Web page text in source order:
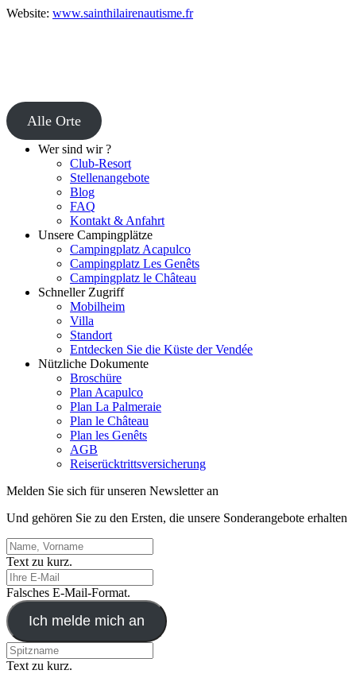
Website: www.sainthilairenautisme.fr
Alle Orte
Wer sind wir ?
Club-Resort
Stellenangebote
Blog
FAQ
Kontakt & Anfahrt
Unsere Campingplätze
Campingplatz Acapulco
Campingplatz Les Genêts
Campingplatz le Château
Schneller Zugriff
Mobilheim
Villa
Standort
Entdecken Sie die Küste der Vendée
Nützliche Dokumente
Broschüre
Plan Acapulco
Plan La Palmeraie
Plan le Château
Plan les Genêts
AGB
Reiserücktrittsversicherung
Melden Sie sich für unseren Newsletter an
Und gehören Sie zu den Ersten, die unsere Sonderangebote erhalten
Text zu kurz.
Falsches E-Mail-Format.
Ich melde mich an
Text zu kurz.